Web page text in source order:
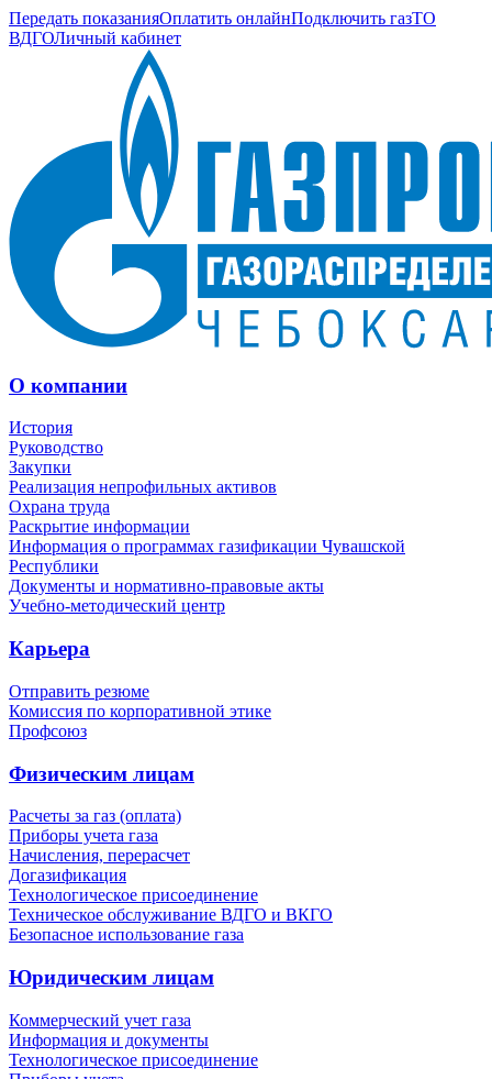
Передать показанияОплатить онлайнПодключить газТО
ВДГОЛичный кабинет
О компании
История
Руководство
Закупки
Реализация непрофильных активов
Охрана труда
Раскрытие информации
Информация о программах газификации Чувашской
Республики
Документы и нормативно-правовые акты
Учебно-методический центр
Карьера
Отправить резюме
Комиссия по корпоративной этике
Профсоюз
Физическим лицам
Расчеты за газ (оплата)
Приборы учета газа
Начисления, перерасчет
Догазификация
Технологическое присоединение
Техническое обслуживание ВДГО и ВКГО
Безопасное использование газа
Юридическим лицам
Коммерческий учет газа
Информация и документы
Технологическое присоединение